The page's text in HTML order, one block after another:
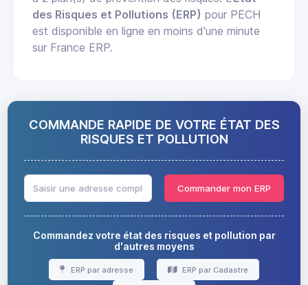
des Risques et Pollutions (ERP) pour PECH
est disponible en ligne en moins d'une minute
sur France ERP.
COMMANDE RAPIDE DE VOTRE ÉTAT DES
RISQUES ET POLLUTION
Commander mon ERP
Commandez votre état des risques et pollution par
d'autres moyens
ERP par adresse ERP par Cadastre